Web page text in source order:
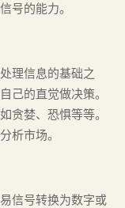
号的能力。
理信息的基础之
己的直觉做决策。
贪婪、恐惧等等。
析市场。
信号转换为数字或